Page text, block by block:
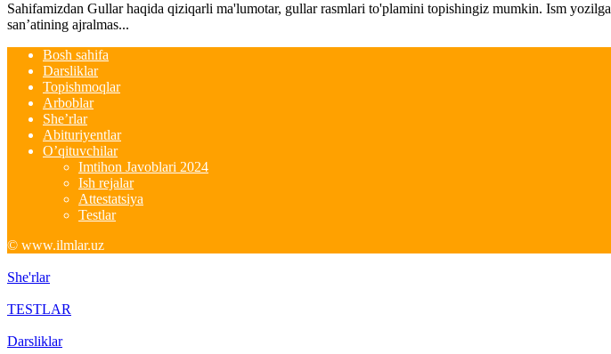
Sahifamizdan Gullar haqida qiziqarli ma'lumotar, gullar rasmlari to'plamini topishingiz mumkin. Ism
san’atining ajralmas...
Bosh sahifa
Darsliklar
Topishmoqlar
Arboblar
She’rlar
Abituriyentlar
O’qituvchilar
Imtihon Javoblari 2024
Ish rejalar
Attestatsiya
Testlar
© www.ilmlar.uz
She'rlar
TESTLAR
Darsliklar